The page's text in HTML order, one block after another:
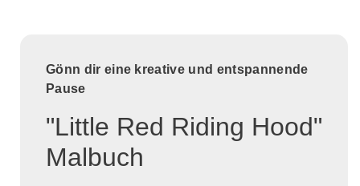
Gönn dir eine kreative und entspannende
Pause
"Little Red Riding Hood"
Malbuch